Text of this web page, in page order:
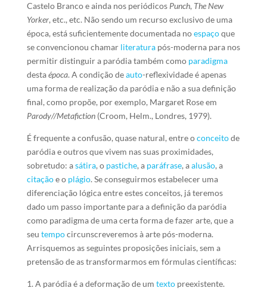
Castelo Branco e ainda nos periódicos Punch, The New
Yorker, etc., etc. Não sendo um recurso exclusivo de uma
época, está suficientemente documentada noespaçoque
se convencionou chamar literaturapós-moderna para nos
permitir distinguir a paródia também como paradigma
destaépoca. A condição deauto-reflexividade é apenas
uma forma de realização da paródia e não a sua definição
final, como propõe, por exemplo, Margaret Rose em
Parody//Metafiction(Croom, Helm., Londres, 1979).
É frequente a confusão, quase natural, entre oconceitode
paródia e outros que vivem nas suas proximidades,
sobretudo: asátira, o pastiche, a paráfrase, aalusão, a
citaçãoe o plágio. Se conseguirmos estabelecer uma
diferenciação lógica entre estes conceitos, já teremos
dado um passo importante para a definição da paródia
como paradigma de uma certa forma de fazer arte, que a
seu tempocircunscreveremos à arte pós-moderna.
Arrisquemos as seguintes proposições iniciais, sem a
pretensão de as transformarmos em fórmulas científicas:
1. A paródia é a deformação de um textopreexistente.